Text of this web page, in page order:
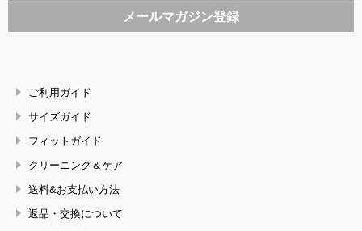
ご利用ガイド
サイズガイド
フィットガイド
クリーニング＆ケア
送料&お支払い方法
返品・交換について